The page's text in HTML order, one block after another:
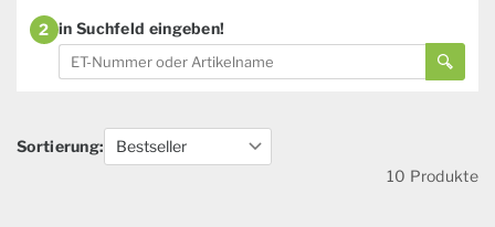
2 in Suchfeld eingeben!
Sortierung:
10 Produkte